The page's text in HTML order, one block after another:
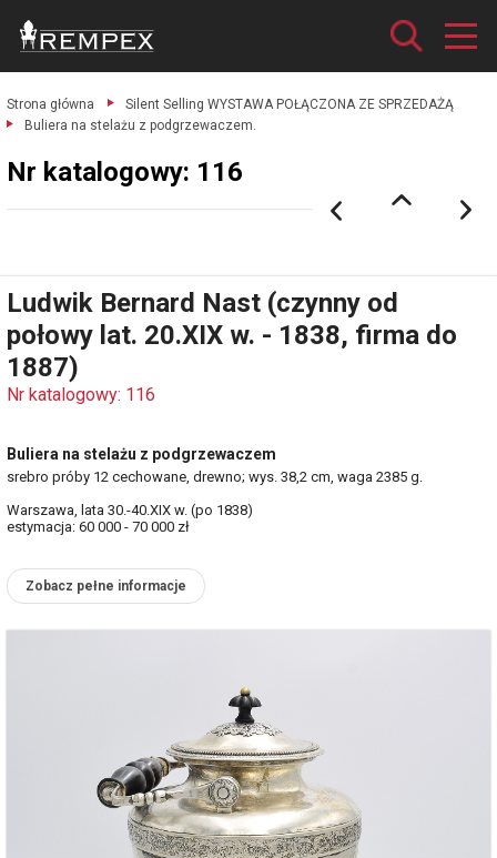
Strona główna
Silent Selling WYSTAWA POŁĄCZONA ZE SPRZEDAŻĄ
Buliera na stelażu z podgrzewaczem.
Nr katalogowy: 116
Ludwik Bernard Nast (czynny od
połowy lat. 20.XIX w. - 1838, firma do
1887)
Nr katalogowy: 116
Buliera na stelażu z podgrzewaczem
srebro próby 12 cechowane, drewno; wys. 38,2 cm, waga 2385 g.
Warszawa, lata 30.-40.XIX w. (po 1838)
estymacja: 60 000 - 70 000 zł
Zobacz pełne informacje